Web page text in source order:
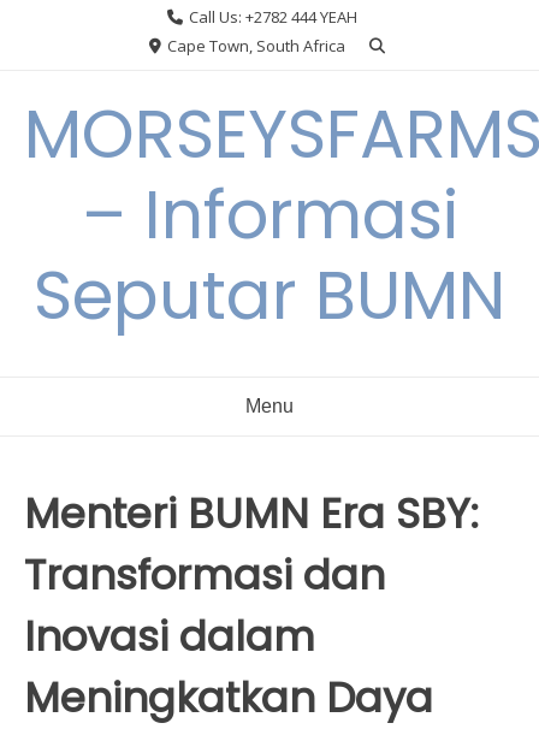
Call Us: +2782 444 YEAH
Cape Town, South Africa
– Informasi
Seputar BUMN
Menu
Menteri BUMN Era SBY:
Transformasi dan
Inovasi dalam
Meningkatkan Daya